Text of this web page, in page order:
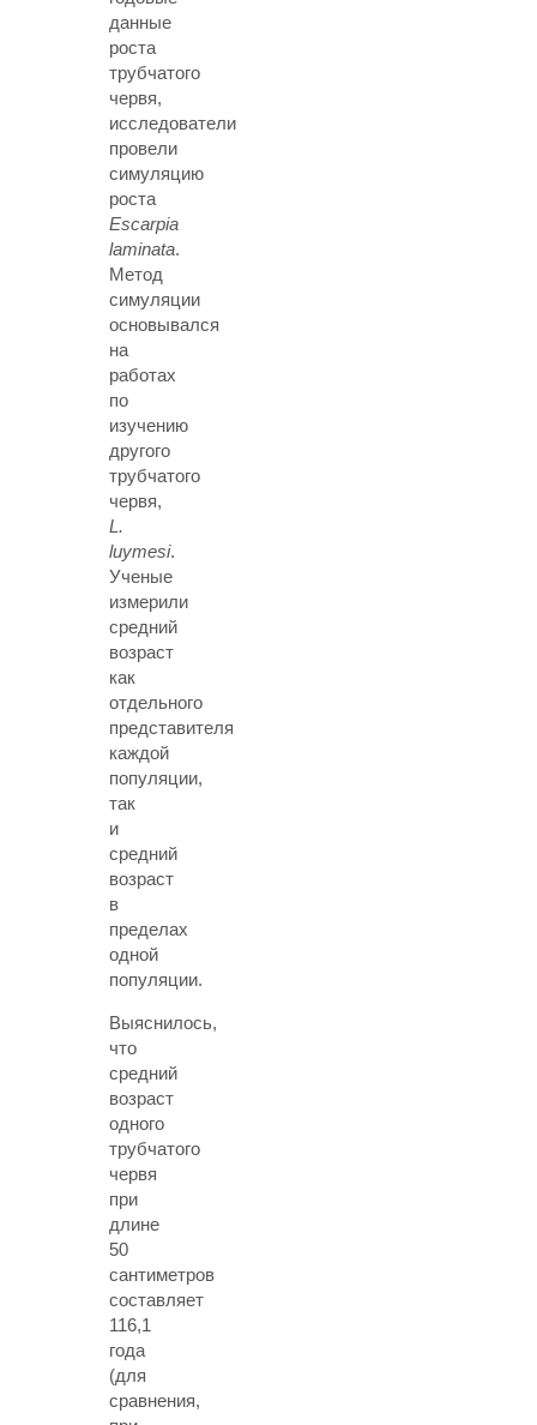
данные
роста
трубчатого
червя,
исследователи
провели
симуляцию
роста
Escarpia
laminata.
Метод
симуляции
основывался
на
работах
по
изучению
другого
трубчатого
червя,
L.
luymesi.
Ученые
измерили
средний
возраст
как
отдельного
представителя
каждой
популяции,
так
и
средний
возраст
в
пределах
одной
популяции.
Выяснилось,
что
средний
возраст
одного
трубчатого
червя
при
длине
50
сантиметров
составляет
116,1
года
(для
сравнения,